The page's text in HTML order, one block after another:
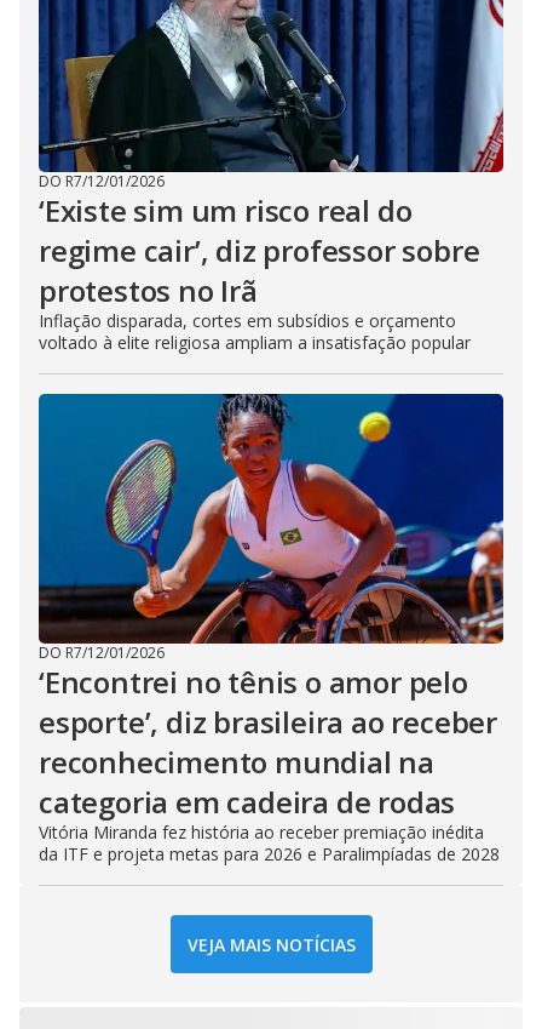
DO R7/12/01/2026
‘Existe sim um risco real do
regime cair’, diz professor sobre
protestos no Irã
Inflação disparada, cortes em subsídios e orçamento
voltado à elite religiosa ampliam a insatisfação popular
DO R7/12/01/2026
‘Encontrei no tênis o amor pelo
esporte’, diz brasileira ao receber
reconhecimento mundial na
categoria em cadeira de rodas
Vitória Miranda fez história ao receber premiação inédita
da ITF e projeta metas para 2026 e Paralimpíadas de 2028
VEJA MAIS NOTÍCIAS